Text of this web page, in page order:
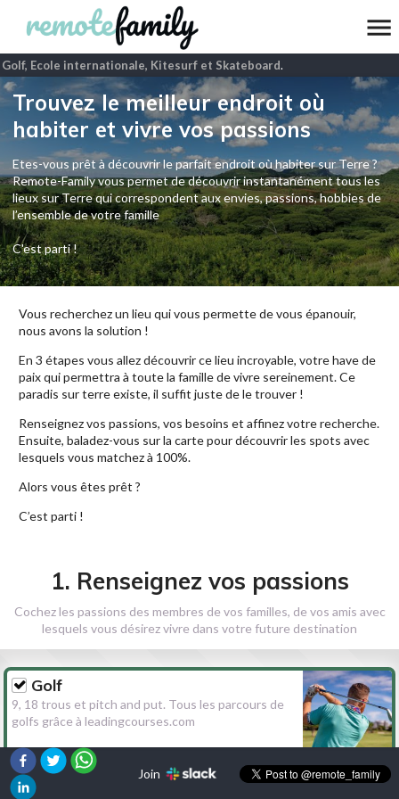
Ecole internationale, Kitesurf et Skateboard.
Trouvez le meilleur endroit où
habiter et vivre vos passions
Etes-vous prêt à découvrir le parfait endroit où habiter sur Terre ?
Remote-Family vous permet de découvrir instantanément tous les
lieux sur Terre qui correspondent aux envies, passions, hobbies de
l’ensemble de votre famille
C'est parti !
Vous recherchez un lieu qui vous permette de vous épanouir,
nous avons la solution !
En 3 étapes vous allez découvrir ce lieu incroyable, votre have de
paix qui permettra à toute la famille de vivre sereinement. Ce
paradis sur terre existe, il suffit juste de le trouver !
Renseignez vos passions, vos besoins et affinez votre recherche.
Ensuite, baladez-vous sur la carte pour découvrir les spots avec
lesquels vous matchez à 100%.
Alors vous êtes prêt ?
C’est parti !
1. Renseignez vos passions
Cochez les passions des membres de vos familles, de vos amis avec
lesquels vous désirez vivre dans votre future destination
Golf
9, 18 trous et pitch and put. Tous les parcours de
golfs grâce à leadingcourses.com
Randonnée
Join